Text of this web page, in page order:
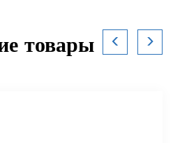
товары < >